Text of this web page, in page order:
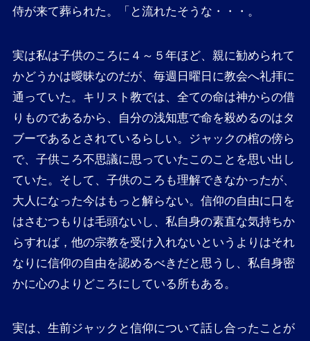
侍が来て葬られた。「と流れたそうな・・・。
実は私は子供のころに４～５年ほど、親に勧められて
かどうかは曖昧なのだが、毎週日曜日に教会へ礼拝に
通っていた。キリスト教では、全ての命は神からの借
りものであるから、自分の浅知恵で命を殺めるのはタ
ブーであるとされているらしい。ジャックの棺の傍ら
で、子供ころ不思議に思っていたこのことを思い出し
ていた。そして、子供のころも理解できなかったが、
大人になった今はもっと解らない。信仰の自由に口を
はさむつもりは毛頭ないし、私自身の素直な気持ちか
らすれば，他の宗教を受け入れないというよりはそれ
なりに信仰の自由を認めるべきだと思うし、私自身密
かに心のよりどころにしている所もある。
実は、生前ジャックと信仰について話し合ったことが